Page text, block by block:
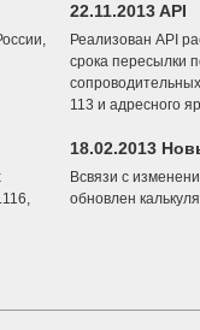
22.11.2013 API
Реализован API
срока пересылки
113 и адресного
18.02.2013
Всвязи с
обновлен